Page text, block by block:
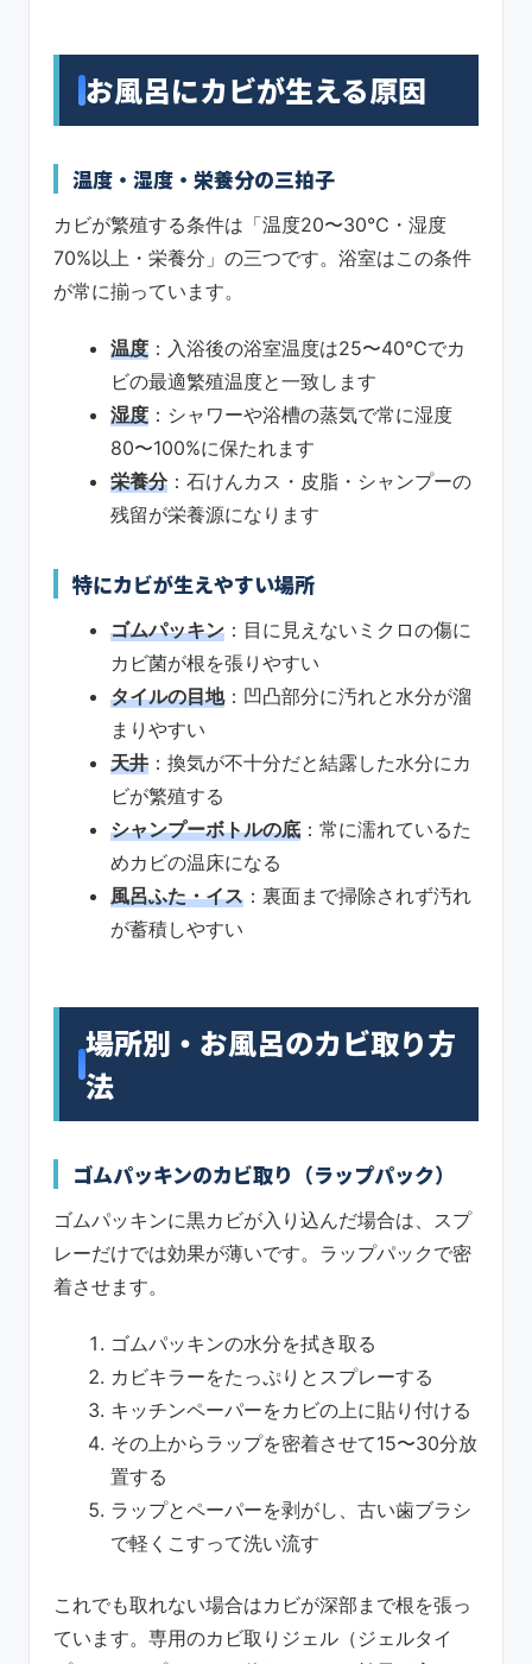
お風呂にカビが生える原因
温度・湿度・栄養分の三拍子
カビが繁殖する条件は「温度20〜30℃・湿度
70%以上・栄養分」の三つです。浴室はこの条件
が常に揃っています。
温度 ：入浴後の浴室温度は25〜40℃でカ
ビの最適繁殖温度と一致します
湿度 ：シャワーや浴槽の蒸気で常に湿度
80〜100%に保たれます
栄養分：石けんカス・皮脂・シャンプーの
残留が栄養源になります
特にカビが生えやすい場所
ゴムパッキン ：目に見えないミクロの傷に
カビ菌が根を張りやすい
タイルの目地：凹凸部分に汚れと水分が溜
まりやすい
天井 ：換気が不十分だと結露した水分にカ
ビが繁殖する
シャンプーボトルの底 ：常に濡れているた
めカビの温床になる
風呂ふた・イス ：裏面まで掃除されず汚れ
が蓄積しやすい
場所別・お風呂のカビ取り方
法
ゴムパッキンのカビ取り（ラップパック）
ゴムパッキンに黒カビが入り込んだ場合は、スプ
レーだけでは効果が薄いです。ラップパックで密
着させます。
ゴムパッキンの水分を拭き取る
カビキラーをたっぷりとスプレーする
キッチンペーパーをカビの上に貼り付ける
その上からラップを密着させて15〜30分放
置する
ラップとペーパーを剥がし、古い歯ブラシ
で軽くこすって洗い流す
これでも取れない場合はカビが深部まで根を張っ
ています。専用のカビ取りジェル（ジェルタイ